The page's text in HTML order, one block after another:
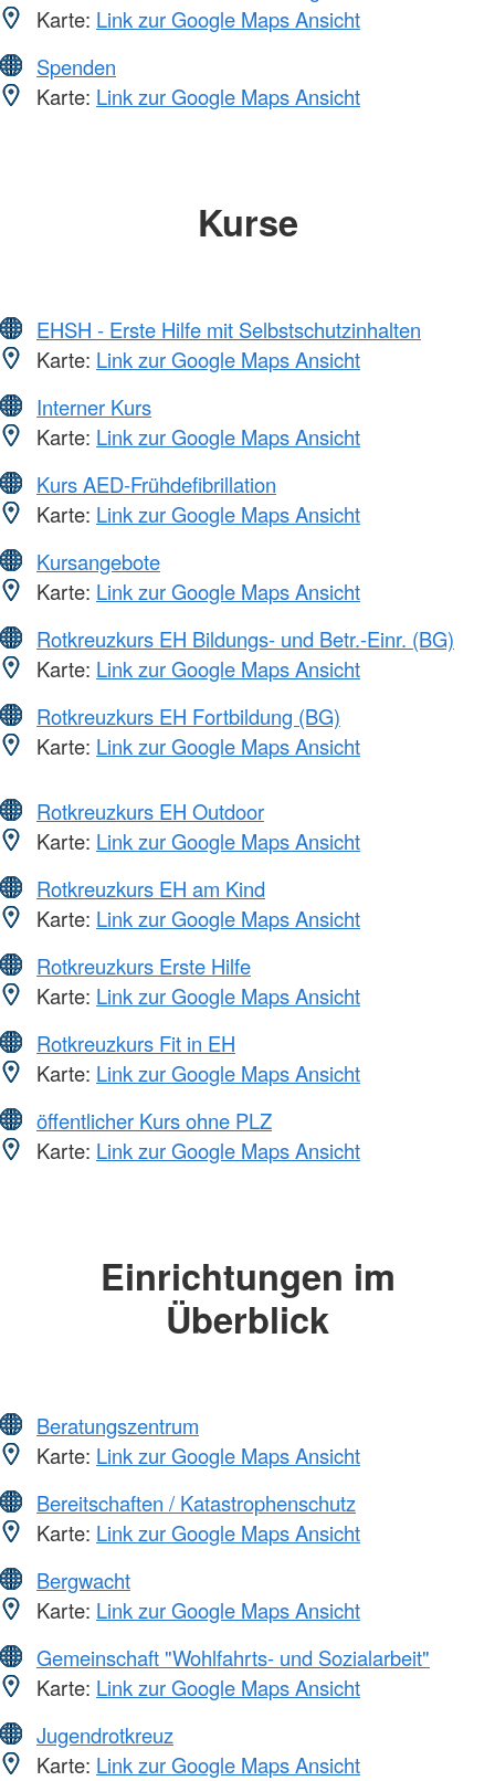
Karte: Link zur Google Maps Ansicht
Spenden
Karte: Link zur Google Maps Ansicht
Kurse
EHSH - Erste Hilfe mit Selbstschutzinhalten
Karte: Link zur Google Maps Ansicht
Interner Kurs
Karte: Link zur Google Maps Ansicht
Kurs AED-Frühdefibrillation
Karte: Link zur Google Maps Ansicht
Kursangebote
Karte: Link zur Google Maps Ansicht
Rotkreuzkurs EH Bildungs- und Betr.-Einr. (BG)
Karte: Link zur Google Maps Ansicht
Rotkreuzkurs EH Fortbildung (BG)
Karte: Link zur Google Maps Ansicht
Rotkreuzkurs EH Outdoor
Karte: Link zur Google Maps Ansicht
Rotkreuzkurs EH am Kind
Karte: Link zur Google Maps Ansicht
Rotkreuzkurs Erste Hilfe
Karte: Link zur Google Maps Ansicht
Rotkreuzkurs Fit in EH
Karte: Link zur Google Maps Ansicht
öffentlicher Kurs ohne PLZ
Karte: Link zur Google Maps Ansicht
Einrichtungen im
Überblick
Beratungszentrum
Karte: Link zur Google Maps Ansicht
Bereitschaften / Katastrophenschutz
Karte: Link zur Google Maps Ansicht
Bergwacht
Karte: Link zur Google Maps Ansicht
Gemeinschaft "Wohlfahrts- und Sozialarbeit"
Karte: Link zur Google Maps Ansicht
Jugendrotkreuz
Karte: Link zur Google Maps Ansicht